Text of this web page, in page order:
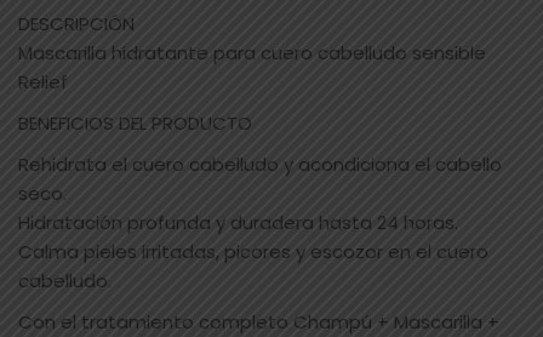
DESCRIPCIÓN
Mascarilla hidratante para cuero cabelludo sensible
Relief
BENEFICIOS DEL PRODUCTO
Rehidrata el cuero cabelludo y acondiciona el cabello
seco.
Hidratación profunda y duradera hasta 24 horas.
Calma pieles irritadas, picores y escozor en el cuero
cabelludo.
Con el tratamiento completo Champú + Mascarilla +